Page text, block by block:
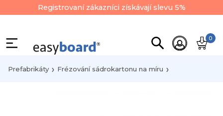
Registrovaní zákazníci získávají slevu 5%
0
Prefabrikáty Frézování sádrokartonu na míru